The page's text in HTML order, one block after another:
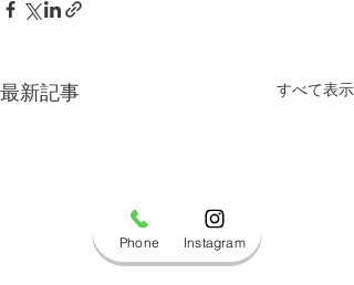
最新記事 すべて表示
Phone Instagram